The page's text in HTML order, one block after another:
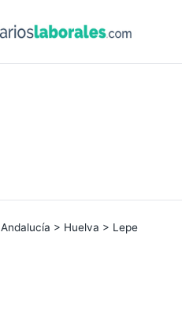
Andalucía > Huelva > Lepe